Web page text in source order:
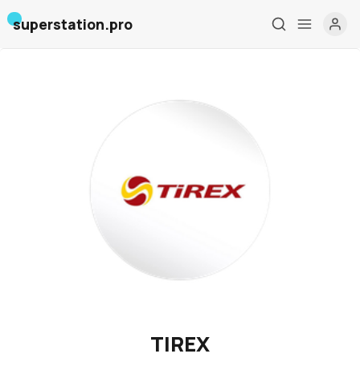
Дизайн и проектирование
superstation.pro
TIREX